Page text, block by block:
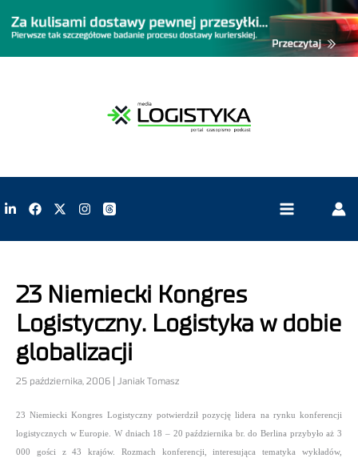
23 Niemiecki Kongres
Logistyczny. Logistyka w dobie
globalizacji
25 października, 2006 | Janiak Tomasz
23 Niemiecki Kongres Logistyczny potwierdził pozycję lidera na rynku konferencji
logistycznych w Europie. W dniach 18 – 20 października br. do Berlina przybyło aż 3
000 gości z 43 krajów. Rozmach konferencji, interesująca tematyka wykładów,